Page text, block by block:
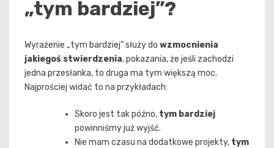
„tym bardziej”?
Wyrażenie „tym bardziej” służy do wzmocnienia
jakiegoś stwierdzenia, pokazania, że jeśli zachodzi
jedna przesłanka, to druga ma tym większą moc.
Najprościej widać to na przykładach:
Skoro jest tak późno, tym bardziej
powinniśmy już wyjść.
Nie mam czasu na dodatkowe projekty, tym